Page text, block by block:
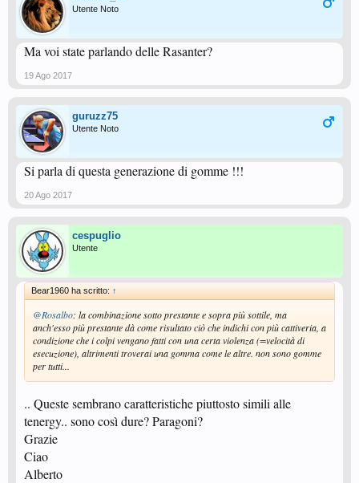
Utente Noto
Ma voi state parlando delle Rasanter?
19 Ago 2017
guruzz75
Utente Noto
Si parla di questa generazione di gomme !!!
20 Ago 2017
cespuglio
Utente
Bear1960 ha scritto: ↑
@Rosalbo: la combinazione sotto prestante e sopra più sottile, ma
anch'esso più prestante dà come risultato ciò che indichi con più cattiveria, a
condizione che i colpi vengano fatti con una certa violenza (=velocità di
esecuzione), altrimenti troverai una gomma come le altre. non sono gomme
per tutti...
.. Queste sembrano caratteristiche piuttosto simili alle
tenergy.. sono così dure? Paragoni?
Grazie
Ciao
Alberto